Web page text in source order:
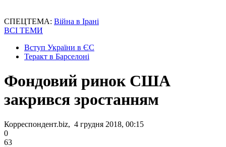
СПЕЦТЕМА: Війна в Ірані
ВСІ ТЕМИ
Вступ України в ЄС
Теракт в Барселоні
Фондовий ринок США
закрився зростанням
Корреспондент.biz, 4 грудня 2018, 00:15
0
63